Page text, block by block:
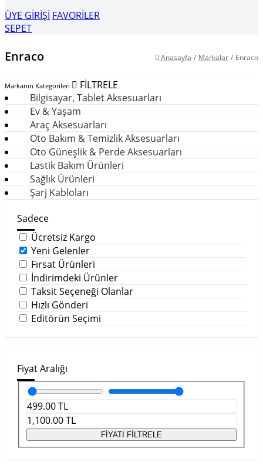
ÜYE GİRİŞİ FAVORİLER
SEPET
Enraco Anasayfa / Markalar / Enraco
Markanın Kategorileri
FİLTRELE
Bilgisayar, Tablet Aksesuarları
Ev & Yaşam
Araç Aksesuarları
Oto Bakım & Temizlik Aksesuarları
Oto Güneşlik & Perde Aksesuarları
Lastik Bakım Ürünleri
Sağlık Ürünleri
Şarj Kabloları
Sadece
Ücretsiz Kargo
Yeni Gelenler
Fırsat Ürünleri
İndirimdeki Ürünler
Taksit Seçeneği Olanlar
Hızlı Gönderi
Editörün Seçimi
Fiyat Aralığı
499.00TL
1,100.00TL
FİYATI FİLTRELE